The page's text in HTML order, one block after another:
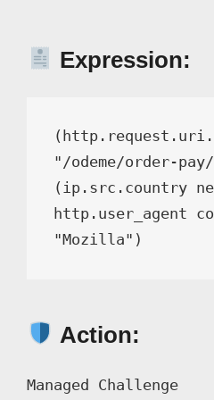
Expression:
"/odeme/order-
(ip.src.country
http.user_agent
"Mozilla")
Action:
Managed Challenge